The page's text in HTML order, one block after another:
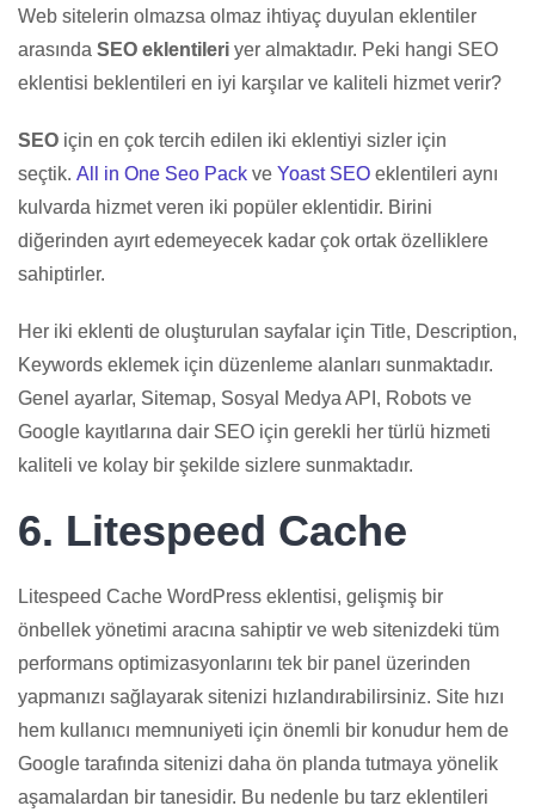
Web sitelerin olmazsa olmaz ihtiyaç duyulan eklentiler
arasında SEO eklentileri yer almaktadır. Peki hangi SEO
eklentisi beklentileri en iyi karşılar ve kaliteli hizmet verir?
SEO için en çok tercih edilen iki eklentiyi sizler için
seçtik. All in One Seo Pack ve Yoast SEO eklentileri aynı
kulvarda hizmet veren iki popüler eklentidir. Birini
diğerinden ayırt edemeyecek kadar çok ortak özelliklere
sahiptirler.
Her iki eklenti de oluşturulan sayfalar için Title, Description,
Keywords eklemek için düzenleme alanları sunmaktadır.
Genel ayarlar, Sitemap, Sosyal Medya API, Robots ve
Google kayıtlarına dair SEO için gerekli her türlü hizmeti
kaliteli ve kolay bir şekilde sizlere sunmaktadır.
6. Litespeed Cache
Litespeed Cache WordPress eklentisi, gelişmiş bir
önbellek yönetimi aracına sahiptir ve web sitenizdeki tüm
performans optimizasyonlarını tek bir panel üzerinden
yapmanızı sağlayarak sitenizi hızlandırabilirsiniz. Site hızı
hem kullanıcı memnuniyeti için önemli bir konudur hem de
Google tarafında sitenizi daha ön planda tutmaya yönelik
aşamalardan bir tanesidir. Bu nedenle bu tarz eklentileri